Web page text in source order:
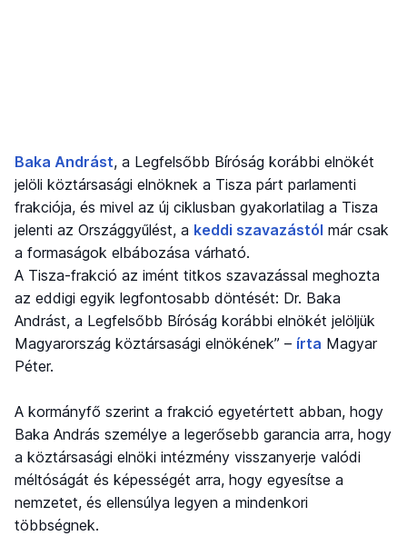
Baka Andrást, a Legfelsőbb Bíróság korábbi elnökét
jelöli köztársasági elnöknek a Tisza párt parlamenti
frakciója, és mivel az új ciklusban gyakorlatilag a Tisza
jelenti az Országgyűlést, a keddi szavazástól már csak
a formaságok elbábozása várható.
A Tisza-frakció az imént titkos szavazással meghozta
az eddigi egyik legfontosabb döntését: Dr. Baka
Andrást, a Legfelsőbb Bíróság korábbi elnökét jelöljük
Magyarország köztársasági elnökének” – írta Magyar
Péter.
A kormányfő szerint a frakció egyetértett abban, hogy
Baka András személye a legerősebb garancia arra, hogy
a köztársasági elnöki intézmény visszanyerje valódi
méltóságát és képességét arra, hogy egyesítse a
nemzetet, és ellensúlya legyen a mindenkori
többségnek.